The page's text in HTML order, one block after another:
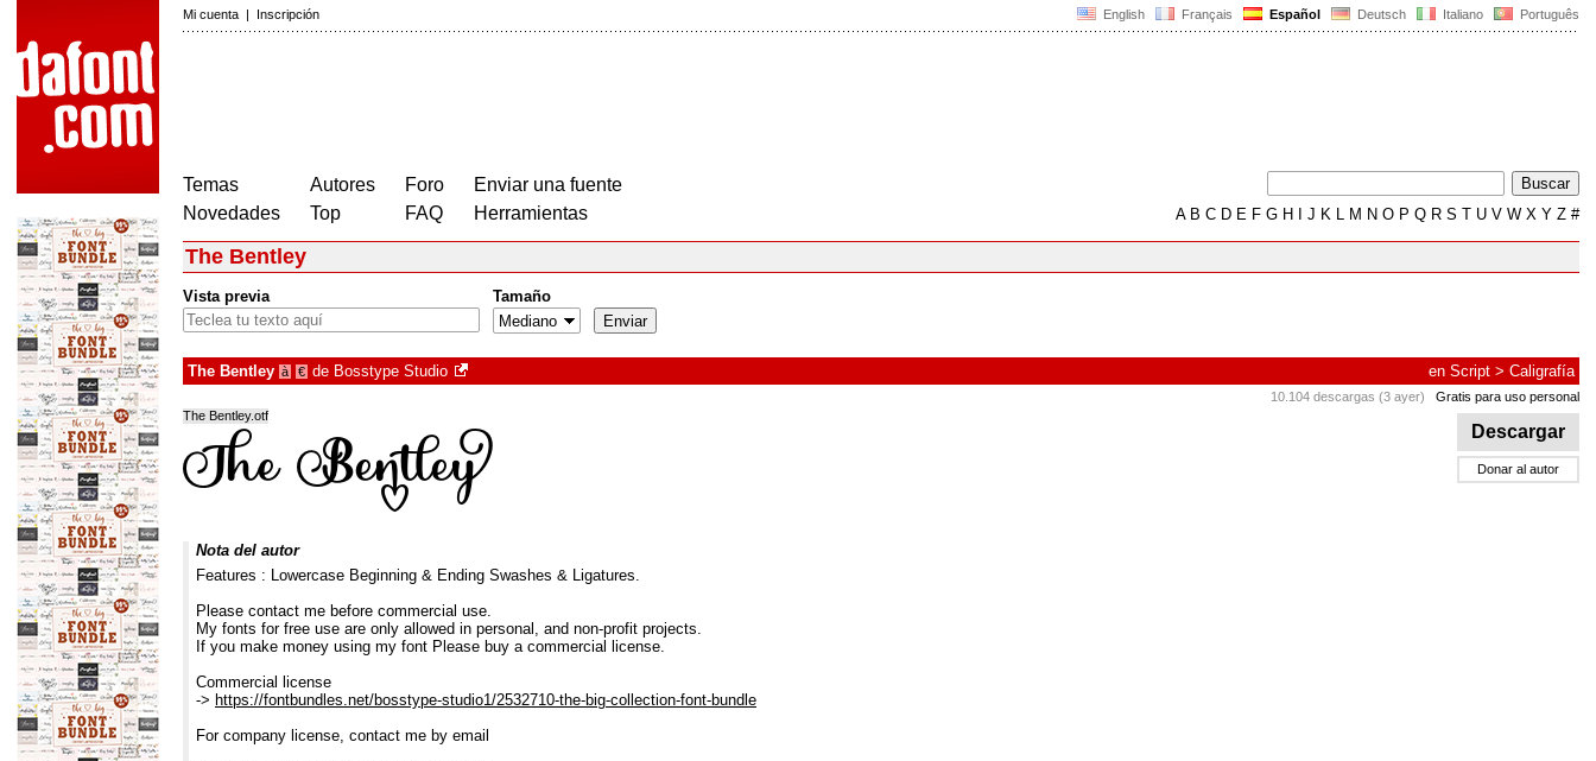
English Français Español Deutsch Italiano Português
Mi cuenta | Inscripción
Temas
Novedades
Autores
Top
Foro
FAQ
Enviar una fuente
Herramientas
AB C D E F G H J K L M N O P Q R S T U V W X Y Z #
The Bentley
Vista previa Tamaño
The Bentley à € de Bosstype Studio en Script > Caligrafía
10.104 descargas (3 ayer) Gratis para uso personal
Descargar
Donar al autor
The Bentley.otf
Nota del autor
Features : Lowercase Beginning & Ending Swashes & Ligatures.
Please contact me before commercial use.
My fonts for free use are only allowed in personal, and non-profit projects.
If you make money using my font Please buy a commercial license.
Commercial license
-> https://fontbundles.net/bosstype-studio1/2532710-the-big-collection-font-bundle
For company license, contact me by email